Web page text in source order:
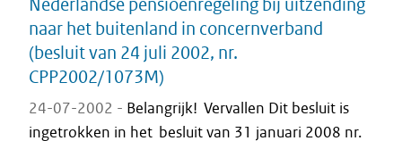
Nederlandse pensioenregeling bij uitzending
naar het buitenland in concernverband
(besluit van 24 juli 2002, nr.
CPP2002/1073M)
24-07-2002 - Belangrijk! Vervallen Dit besluit is
ingetrokken in het besluit van 31 januari 2008 nr.